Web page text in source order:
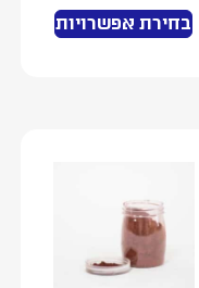
בחירת אפשרויות